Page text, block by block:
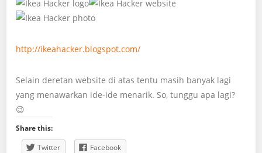
http://ikeahacker.blogspot.com/
Selain deretan website di atas tentu masih banyak lagi
yang menawarkan ide-ide menarik. So, tunggu apa lagi?
😉
Share this:
Twitter
Facebook